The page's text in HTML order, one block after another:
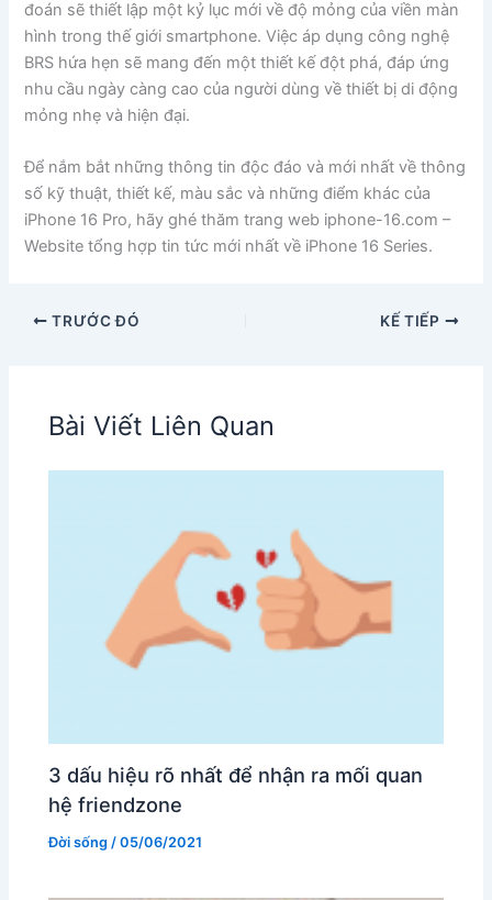
đoán sẽ thiết lập một kỷ lục mới về độ mỏng của viền màn
hình trong thế giới smartphone. Việc áp dụng công nghệ
BRS hứa hẹn sẽ mang đến một thiết kế đột phá, đáp ứng
nhu cầu ngày càng cao của người dùng về thiết bị di động
mỏng nhẹ và hiện đại.
Để nắm bắt những thông tin độc đáo và mới nhất về thông
số kỹ thuật, thiết kế, màu sắc và những điểm khác của
iPhone 16 Pro, hãy ghé thăm trang web iphone-16.com –
Website tổng hợp tin tức mới nhất về iPhone 16 Series.
TRƯỚC ĐÓ KẾ TIẾP
Bài Viết Liên Quan
3 dấu hiệu rõ nhất để nhận ra mối quan
hệ friendzone
Đời sống /05/06/2021